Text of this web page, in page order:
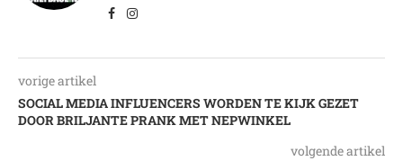
vorige artikel
SOCIAL MEDIA INFLUENCERS WORDEN TE KIJK GEZET
DOOR BRILJANTE PRANK MET NEPWINKEL
volgende artikel